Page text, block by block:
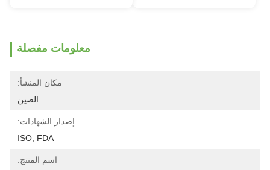
معلومات مفصلة
مكان المنشأ:
الصين
إصدار الشهادات:
ISO, FDA
اسم المنتج: